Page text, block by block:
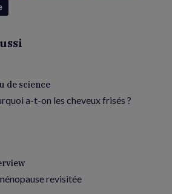
de science
a-t-on les cheveux frisés ?
revisitée